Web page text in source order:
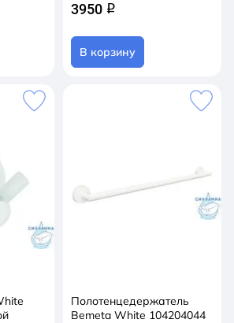
3950 q
В корзину
Полотенцедержатель
Bemeta White 104204044